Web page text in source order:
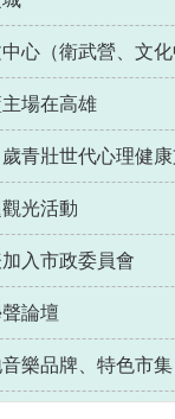
心（衛武營、文
場在高雄
青壯世代心理健
光活動
入市政委員會
論壇
樂品牌、特色市集